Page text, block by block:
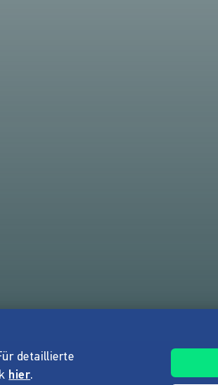
detaillierte
hier.